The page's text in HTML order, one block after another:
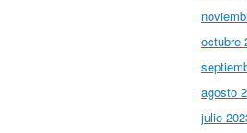
octubre
agosto
julio